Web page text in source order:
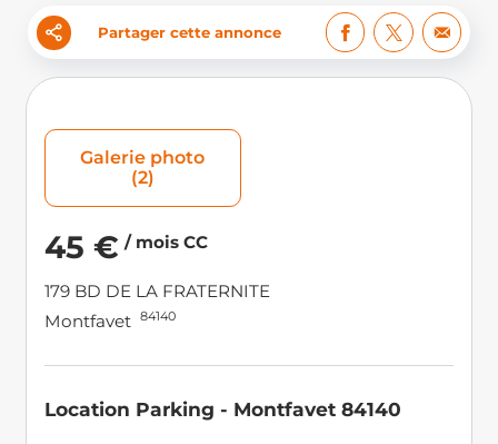
Partager cette annonce
Galerie photo
(2)
Location Parking - Montfavet 84140
45 € / mois CC
179 BD DE LA FRATERNITE
Montfavet 84140